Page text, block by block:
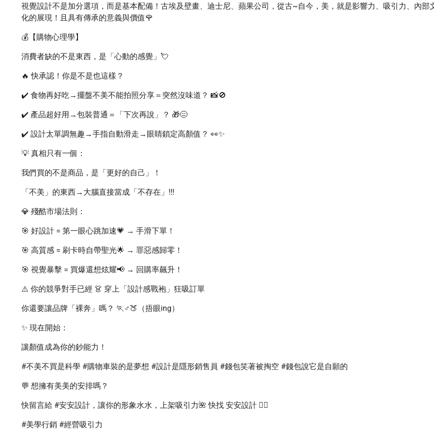
視覺設計不是加分選項，而是基本配備！古埃及壁畫、迪士尼、蘋果公司，從古~自今，美，就是影響力、吸引力、內部
化的展現！且具有傳承的意義與價值🌹
💰【購物心理學】
消費者缺的不是東西，是「心動的感覺」💘
🔥 快承認！你是不是也這樣？
✔️ 食物再好吃→擺盤不美不能拍照分享＝突然沒味道？ 📸🚫
✔️ 產品超好用→包裝普通＝「下次再說」？ 🎁😑
✔️ 設計太單調無趣→手指自動滑走→眼睛鎖定高顏值？ 👀✨
💡 真相只有一個：
我們買的不是商品，是「更好的自己」！
「不美」的東西→大腦直接當成「不存在」!!!
💎 殘酷市場法則：
🎯 好設計 = 第一眼心跳加速💗 → 手滑下單！
🎯 高質感 = 刷卡時自帶聖光🌟 → 罪惡感歸零！
🎯 視覺暴擊 = 買爆還想炫耀📢 → 回購率飆升！
⚠️ 你的競爭對手已經 👗 穿上「設計感戰袍」狂吸訂單
你還要讓品牌「裸奔」嗎？ 🏃♂️🍑（捂眼ing）
✨ 現在開始：
讓顏值成為你的鈔能力！
#不美不買是科學 #購物車裝的是夢想 #設計是隱形銷售員 #錢包笑著被掏空 #錢包說它是自願的
💬 想擁有美美的安排嗎？
快留言給 #安安設計，讓你的形象水水，上架吸引力🌺 快找 安安設計 👈🏻
#美學行銷 #經營吸引力